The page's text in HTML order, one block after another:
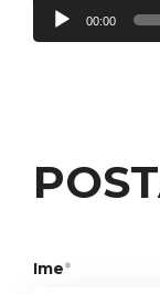
00:00
Ime*